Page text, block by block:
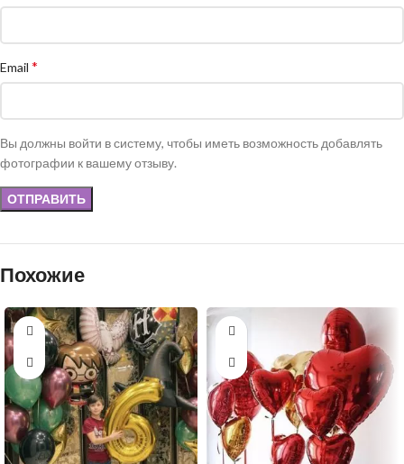
Email *
Вы должны войти в систему, чтобы иметь возможность добавлять
фотографии к вашему отзыву.
Похожие